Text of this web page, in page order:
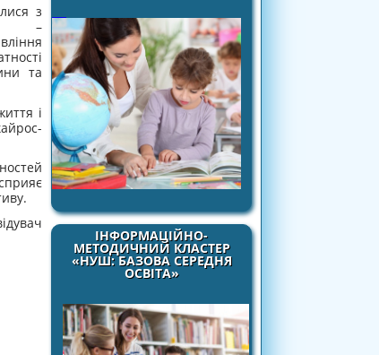
ІНФОРМАЦІЙНО-
МЕТОДИЧНИЙ КЛАСТЕР
«НУШ: БАЗОВА СЕРЕДНЯ
ОСВІТА»
з
–
та
і